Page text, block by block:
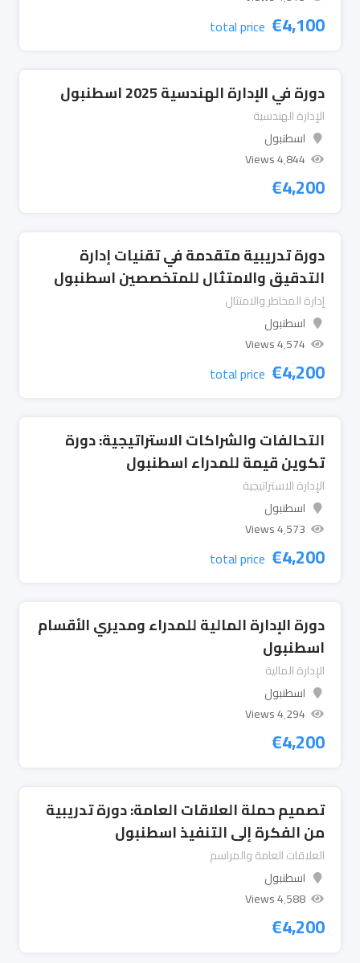
€4,100
total price
دورة في الإدارة الهندسية 2025 اسطنبول
الإدارة الهندسية
اسطنبول
4٬844 Views
€4,200
دورة تدريبية متقدمة في تقنيات إدارة
التدقيق والامتثال للمتخصصين اسطنبول
إدارة المخاطر والامتثال
اسطنبول
4٬574 Views
€4,200
total price
التحالفات والشراكات الاستراتيجية: دورة
تكوين قيمة للمدراء اسطنبول
الإدارة الاستراتيجية
اسطنبول
4٬573 Views
€4,200
total price
دورة الإدارة المالية للمدراء ومديري الأقسام
اسطنبول
الإدارة المالية
اسطنبول
4٬294 Views
€4,200
تصميم حملة العلاقات العامة: دورة تدريبية
من الفكرة إلى التنفيذ اسطنبول
العلاقات العامة والمراسم
اسطنبول
4٬588 Views
€4,200